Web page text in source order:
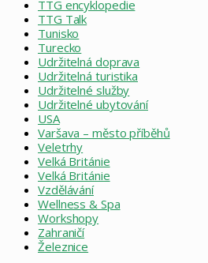
TTG encyklopedie
TTG Talk
Tunisko
Turecko
Udržitelná doprava
Udržitelná turistika
Udržitelné služby
Udržitelné ubytování
USA
Varšava – město příběhů
Veletrhy
Velká Británie
Velká Británie
Vzdělávání
Wellness & Spa
Workshopy
Zahraničí
Železnice